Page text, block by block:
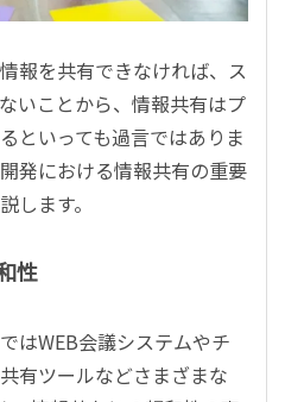
報を共有できなければ、ス
いことから、情報共有はプ
といっても過言ではありま
発における情報共有の重要
します。
性
はWEB会議システムやチ
有ツールなどさまざまな